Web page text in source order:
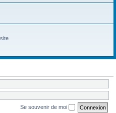
Se souvenir de moi